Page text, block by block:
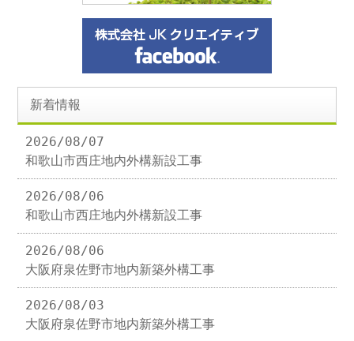
新着情報
2026/08/07
和歌山市西庄地内外構新設工事
2026/08/06
和歌山市西庄地内外構新設工事
2026/08/06
大阪府泉佐野市地内新築外構工事
2026/08/03
大阪府泉佐野市地内新築外構工事